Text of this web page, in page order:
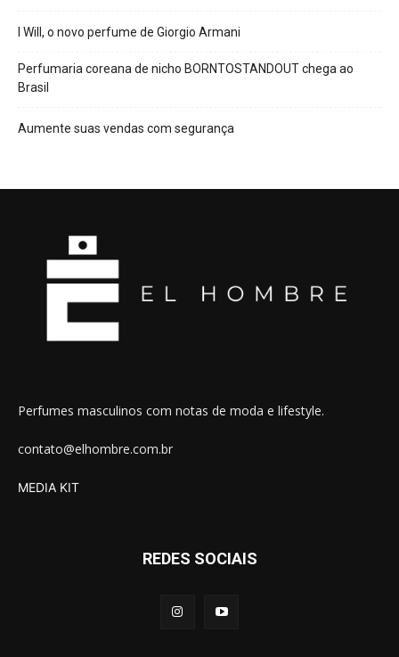
I Will, o novo perfume de Giorgio Armani
Perfumaria coreana de nicho BORNTOSTANDOUT chega ao
Brasil
Aumente suas vendas com segurança
Perfumes masculinos com notas de moda e lifestyle.
contato@elhombre.com.br
MEDIA KIT
REDES SOCIAIS